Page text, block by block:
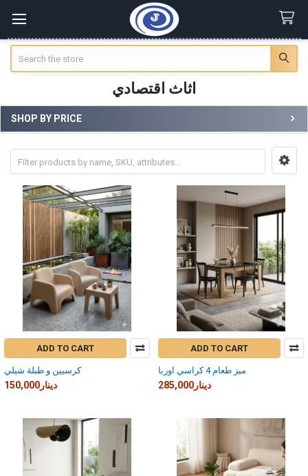
اثاث اقتصادي
Sidebar
SHOP BY PRICE
ADD TO CART
كرسيين و طبلة شيلي
150,000دينار
ADD TO CART
ميز طعام 4 كراسي اوربا
285,000دينار